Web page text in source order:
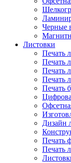
Черные
Листовки
Печать
Печать
Печать
Печать
Печать
Дизайн
Печать
Печать